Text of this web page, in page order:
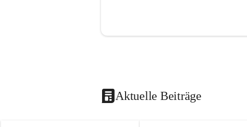
Aktuelle Beiträge